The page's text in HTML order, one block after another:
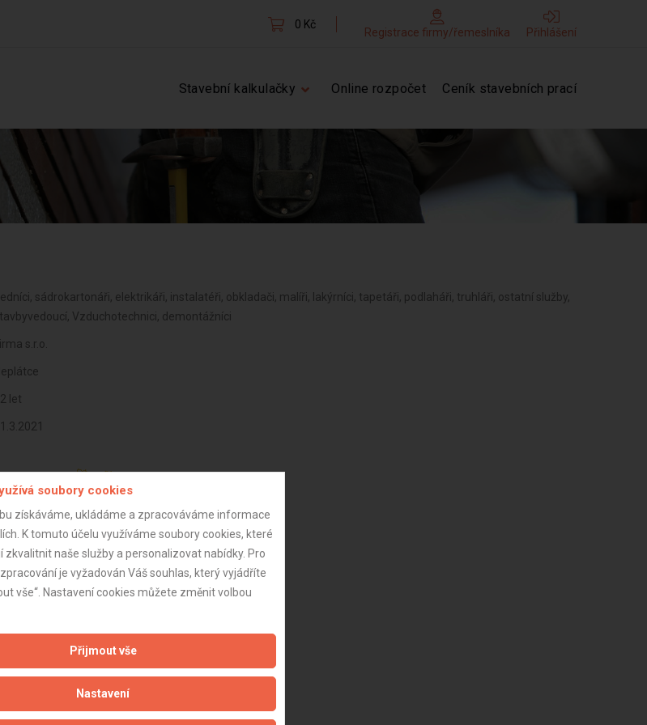
0 Kč
Registrace firmy/řemeslníka Přihlášení
Stavební kalkulačky Online rozpočet Ceník stavebních prací
sádrokartonáři, elektrikáři, instalatéři, obkladači, malíři, lakýrníci, tapetáři, podlaháři, truhláři, ostatní služby,
Vzduchotechnici, demontážníci
s.r.o.
let
Aktualizováno z portálu ARES dne 02.01.2024 23:00:10
soubory cookies
získáváme, ukládáme a zpracováváme informace
K tomuto účelu využíváme soubory cookies, které
zkvalitnit naše služby a personalizovat nabídky. Pro
je vyžadován Váš souhlas, který vyjádříte
vše“. Nastavení cookies můžete změnit volbou
Přijmout vše
Nastavení